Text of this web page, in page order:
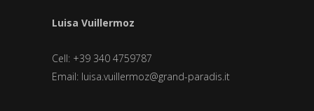
Luisa Vuillermoz
Cell: +39 340 4759787
Email: luisa.vuillermoz@grand-paradis.it